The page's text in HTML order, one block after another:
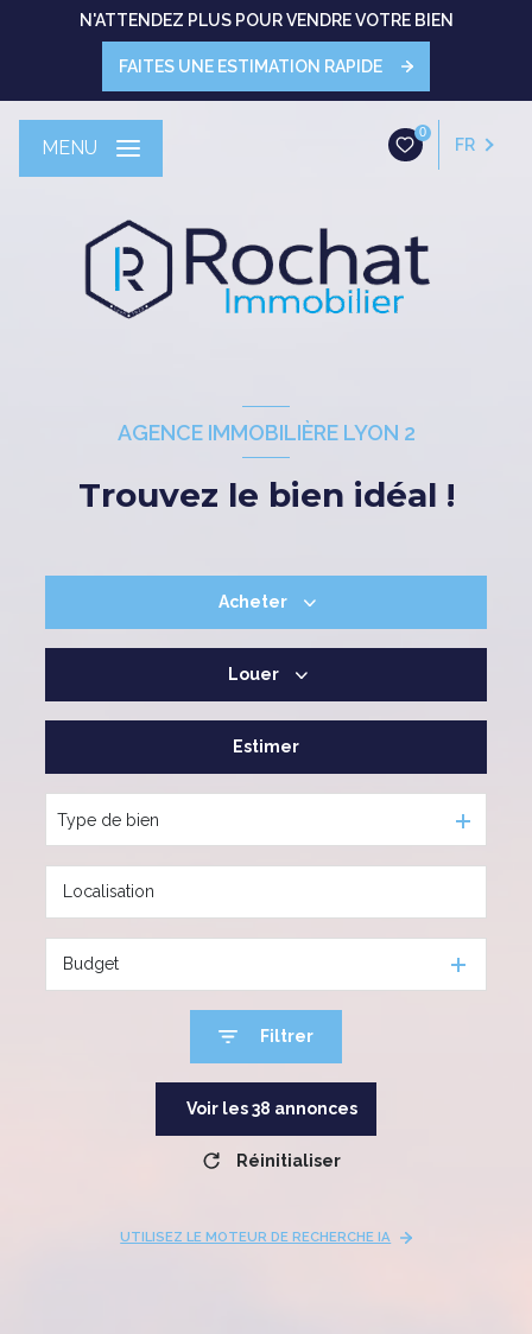
N'ATTENDEZ PLUS POUR VENDRE VOTRE BIEN
FAITES UNE ESTIMATION RAPIDE
0
FR
MENU
AGENCE IMMOBILIÈRE LYON 2
Trouvez le bien idéal !
Acheter
Louer
Estimer
Type de bien
Budget
Filtrer
Voir les38 annonces
Réinitialiser
UTILISEZ LE MOTEUR DE RECHERCHE IA